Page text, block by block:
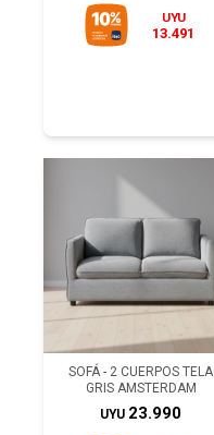
UYU
13.491
SOFÁ - 2 CUERPOS TELA
GRIS AMSTERDAM
UYU 23.990